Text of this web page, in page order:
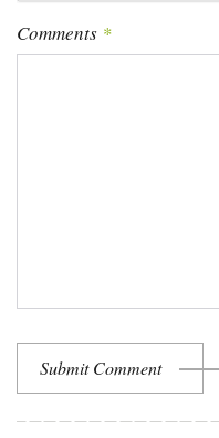
Comments *
Submit Comment